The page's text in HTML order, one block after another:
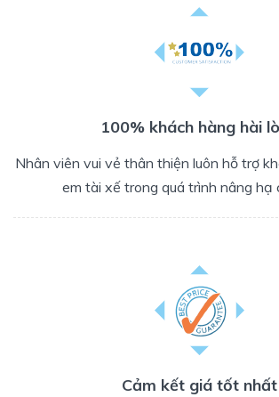
100% khách hàng hài
Nhân viên vui vẻ thân thiện luôn hỗ trợ
em tài xế trong quá trình nâng hạ
Cảm kết giá tốt nhất